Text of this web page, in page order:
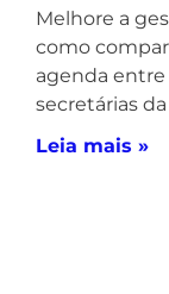
Melhore a
como
agenda entre
secretárias
Leia mais »